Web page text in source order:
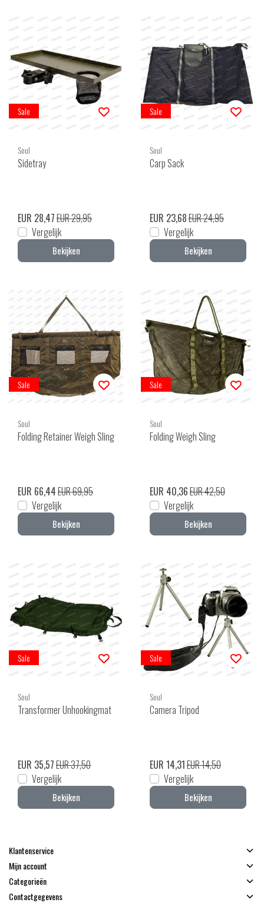
Sale
Soul
Sidetray
EUR 28,47EUR 29,95
Vergelijk
Bekijken
Sale
Soul
Carp Sack
EUR 23,68EUR 24,95
Vergelijk
Bekijken
Sale
Soul
Folding Retainer Weigh Sling
EUR 66,44EUR 69,95
Vergelijk
Bekijken
Sale
Soul
Folding Weigh Sling
EUR 40,36EUR 42,50
Vergelijk
Bekijken
Sale
Soul
Transformer Unhookingmat
EUR 35,57EUR 37,50
Vergelijk
Bekijken
Sale
Soul
Camera Tripod
EUR 14,31EUR 14,50
Vergelijk
Bekijken
Klantenservice
Mijn account
Categorieën
Contactgegevens